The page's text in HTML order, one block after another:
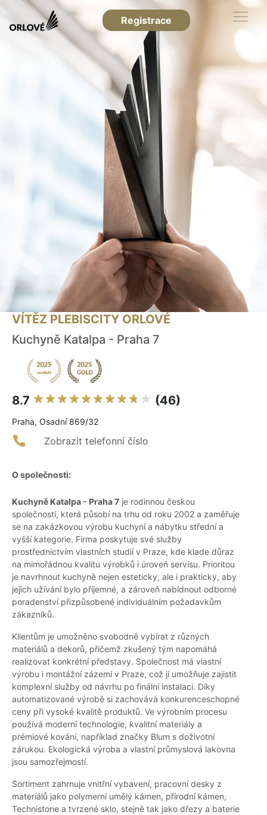
Registrace
VÍTĚZ PLEBISCITY ORLOVÉ
Kuchyně Katalpa - Praha 7
8.7 (46)
Praha, Osadní 869/32
Zobrazit telefonní číslo
O společnosti:
Kuchyně Katalpa - Praha 7 je rodinnou českou
společností, která působí na trhu od roku 2002 a zaměřuje
se na zakázkovou výrobu kuchyní a nábytku střední a
vyšší kategorie. Firma poskytuje své služby
prostřednictvím vlastních studií v Praze, kde klade důraz
na mimořádnou kvalitu výrobků i úroveň servisu. Prioritou
je navrhnout kuchyně nejen esteticky, ale i prakticky, aby
jejich užívání bylo příjemné, a zároveň nabídnout odborné
poradenství přizpůsobené individuálním požadavkům
zákazníků.
Klientům je umožněno svobodně vybírat z různých
materiálů a dekorů, přičemž zkušený tým napomáhá
realizovat konkrétní představy. Společnost má vlastní
výrobu i montážní zázemí v Praze, což jí umožňuje zajistit
komplexní služby od návrhu po finální instalaci. Díky
automatizované výrobě si zachovává konkurenceschopné
ceny při vysoké kvalitě produktů. Ve výrobním procesu
používá moderní technologie, kvalitní materiály a
prémiové kování, například značky Blum s doživotní
zárukou. Ekologická výroba a vlastní průmyslová lakovna
jsou samozřejmostí.
Sortiment zahrnuje vnitřní vybavení, pracovní desky z
materiálů jako polymerní umělý kámen, přírodní kámen,
Technistone a tvrzené sklo, stejně tak jako dřezy a baterie